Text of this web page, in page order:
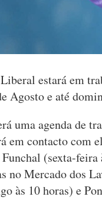
estará em
Agosto e até
uma agenda de
em contacto com
(sexta-feira
no Mercado dos
às 10 horas) e